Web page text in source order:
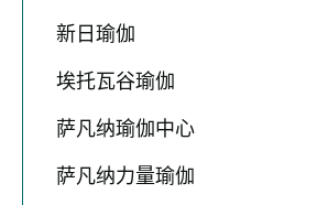
新日瑜伽
埃托瓦谷瑜伽
萨凡纳瑜伽中心
萨凡纳力量瑜伽